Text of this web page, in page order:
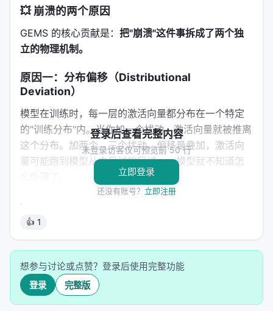
💥 崩溃的两个原因
GEMS 的核心贡献是： 把"崩溃"这件事拆成了两个独
立的物理机制。
原因一：分布偏移（Distributional
Deviation）
模型在训练时，每一层的激活向量都分布在一个特定
的"训练分布"内。当你加一个扰动，激活向量就被推离
这个分布。加两个、三个扰动，偏移量叠加，激活向
量可能跑到模型从未见过的区域——模型就不知道怎
粒药，血压升到 130，身体还能代偿。同时吃三粒
问题，是叠加效应把状态推出了安全区。
原因二：方向干扰（Directional
Interference）
登录后查看完整内容
未登录访客仅可预览前 50 行
立即登录
还没有账号？ 立即注册
👍 1
想参与讨论或点赞？登录后使用完整功能
登录 完整版